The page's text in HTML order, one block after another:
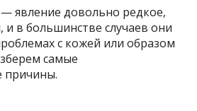
явление довольно редкое,
и в большинстве случаев они
с кожей или образом
самые
причины.